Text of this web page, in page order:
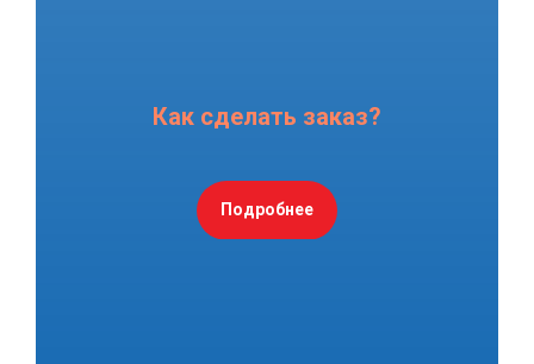
Как сделать заказ?
Подробнее